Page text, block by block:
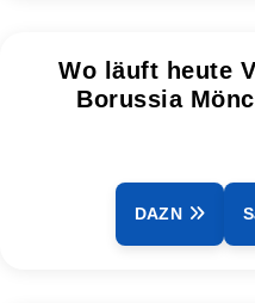
Wo läuft heute
Borussia
DAZN